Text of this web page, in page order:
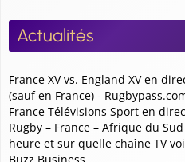
Actualités
France XV vs. England XV en
(sauf en France) -
France Télévisions Sport en
Rugby – France – Afrique du
heure et sur quelle chaîne TV